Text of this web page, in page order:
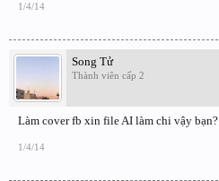
1/4/14
Song Tử
Thành viên cấp 2
Làm cover fb xin file AI làm chi vậy bạn?
1/4/14